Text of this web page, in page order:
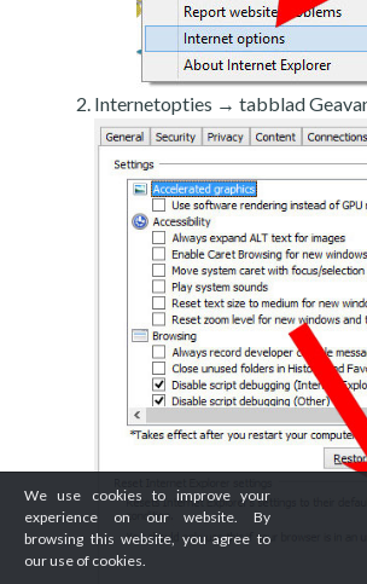
Internetopties → tabblad
We use cookies to improve your
experience on our website. By
browsing this website, you agree to
our use of cookies.